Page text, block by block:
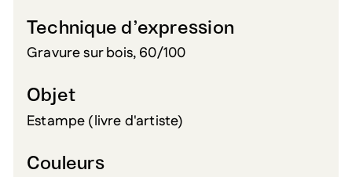
Technique d’expression
Gravure sur bois, 60/100
Objet
Estampe (livre d'artiste)
Couleurs